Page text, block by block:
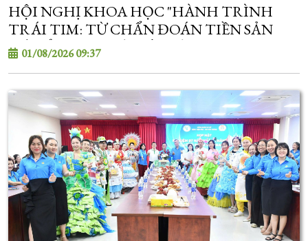
HỘI NGHỊ KHOA HỌC "HÀNH TRÌNH
TRÁI TIM: TỪ CHẨN ĐOÁN TIỀN SẢN
ĐẾN ỔN ĐỊNH VÀ CẤP CỨU TIM MẠCH SƠ
SINH"
01/08/2026 09:37